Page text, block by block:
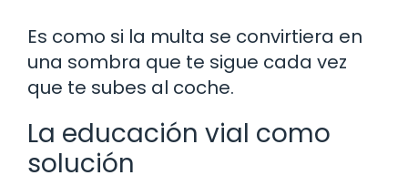
Es como si la multa se convirtiera en
una sombra que te sigue cada vez
que te subes al coche.
La educación vial como
solución